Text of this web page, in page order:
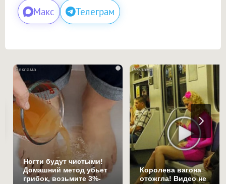
Макс Телеграм
i
Ногти будут чистыми!
Домашний метод убьет
грибок, возьмите 3%-
Королева вагона
отожгла! Видео не